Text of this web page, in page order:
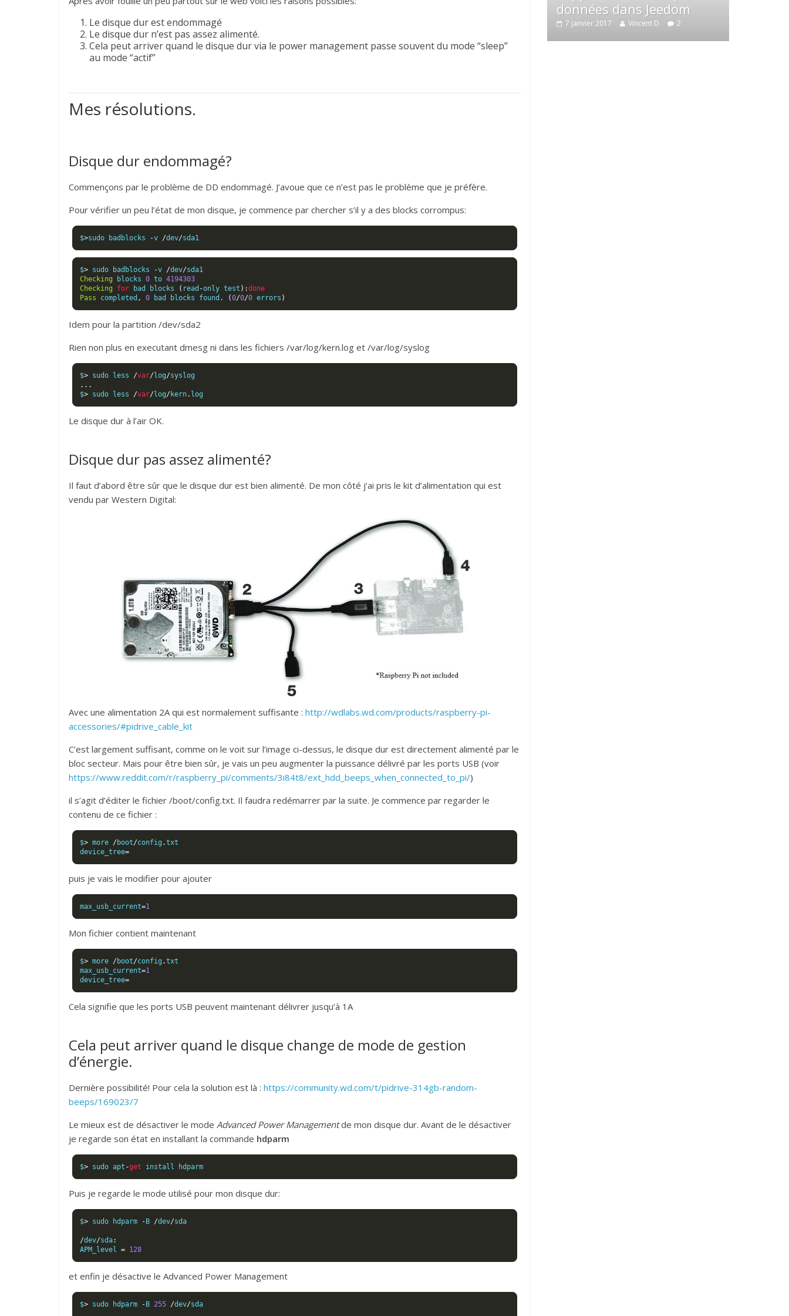
Le disque dur est endommagé
Le disque dur n’est pas assez alimenté.
Cela peut arriver quand le disque dur via le power management passe souvent du mode “sleep”
au mode “actif”
Mes résolutions.
Disque dur endommagé?
Commençons par le problème de DD endommagé. J’avoue que ce n’est pas le problème que je préfère.
Pour vérifier un peu l’état de mon disque, je commence par chercher s’il y a des blocks corrompus:
$>sudo badblocks -v /dev/sda1
$> sudo badblocks -v /dev/
Checking blocks 0 to 4194303
Checking
for bad blocks ( read -only test ):done
Pass completed , 0 bad blocks found . (0/0/0 errors )
Idem pour la partition /dev/sda2
Rien non plus en executant dmesg ni dans les fichiers /var/log/kern.log et /var/log/syslog
$> sudo less /var/log/
...
$> sudo less /var/log/kern. log
Le disque dur à l’air OK.
Disque dur pas assez alimenté?
Il faut d’abord être sûr que le disque dur est bien alimenté. De mon côté j’ai pris le kit d’alimentation qui est
vendu par Western Digital:
Avec une alimentation 2A qui est normalement suffisante : http://wdlabs.wd.com/products/raspberry-pi-
accessories/#pidrive_cable_kit
C’est largement suffisant, comme on le voit sur l’image ci-dessus, le disque dur est directement alimenté par le
bloc secteur. Mais pour être bien sûr, je vais un peu augmenter la puissance délivré par les ports USB (voir
https://www.reddit.com/r/raspberry_pi/comments/3i84t8/ext_hdd_beeps_when_connected_to_pi/)
il s’agit d’éditer le fichier /boot/config.txt. Il faudra redémarrer par la suite. Je commence par regarder le
contenu de ce fichier :
$> more /boot/config .txt
device_tree=
puis je vais le modifier pour ajouter
max_usb_current=1
Mon fichier contient maintenant
$> more /boot/config .txt
max_usb_current=1
device_tree=
Cela signifie que les ports USB peuvent maintenant délivrer jusqu’à 1A
Cela peut arriver quand le disque change de mode de gestion
d’énergie.
Dernière possibilité! Pour cela la solution est là : https://community.wd.com/t/pidrive-314gb-random-
beeps/169023/7
Le mieux est de désactiver le mode Advanced Power Managementde mon disque dur. Avant de le désactiver
je regarde son état en installant la commande hdparm
$> sudo apt -get install hdparm
Puis je regarde le mode utilisé pour mon disque dur:
$> sudo hdparm - B /dev/sda
/dev/sda:
APM_level = 128
et enfin je désactive le Advanced Power Management
$> sudo hdparm - B 255 /dev/sda
Sen.se
9 septembre 2016
données dans Jeedom
7 janvier 2017 Vincent D